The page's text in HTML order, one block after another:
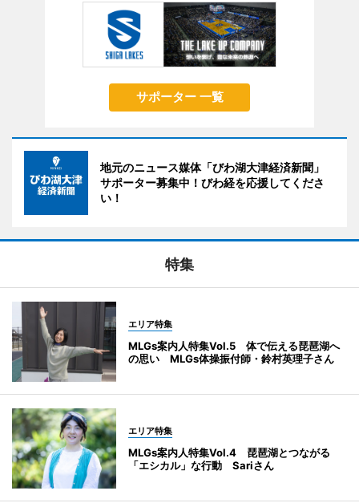
サポーター 一覧
地元のニュース媒体「びわ湖大津経済新聞」
サポーター募集中！びわ経を応援してくださ
い！
特集
エリア特集
MLGs案内人特集Vol.5 体で伝える琵琶湖へ
の思い MLGs体操振付師・鈴村英理子さん
エリア特集
MLGs案内人特集Vol.4 琵琶湖とつながる
「エシカル」な行動 Sariさん